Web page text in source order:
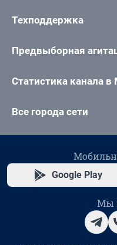
Техподдержка
Предвыборная
Статистика канала в
Все города сети
Google Play
Мы